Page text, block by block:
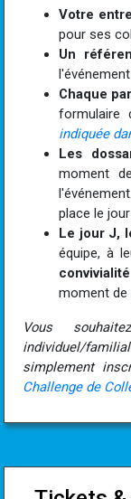
Votre
pour ses
Un
Chaque
formulaire
indiquée
Les
moment
place le
Le jour J,
équipe, à
convivialité
moment de
Vous
individuel/
simplement
Challenge de